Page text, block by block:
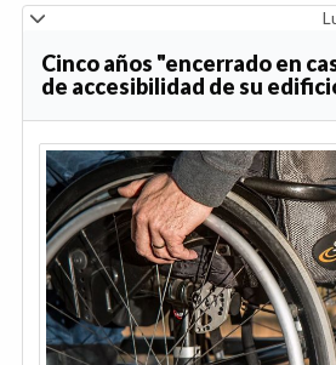
Cinco años "encerrado en
de accesibilidad de su